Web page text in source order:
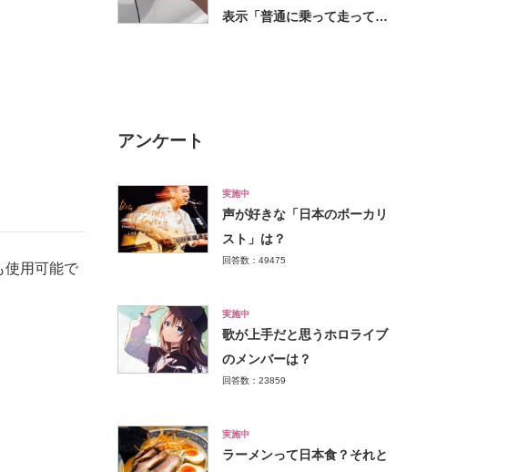
使用可能で
表示「普通に乗って走ってた
アンケート
実施中
声が好きな「日本のボーカリ
スト」は？
回答数：49475
実施中
歌が上手だと思うホロライブ
のメンバーは？
回答数：23859
実施中
ラーメンって日本食？それと